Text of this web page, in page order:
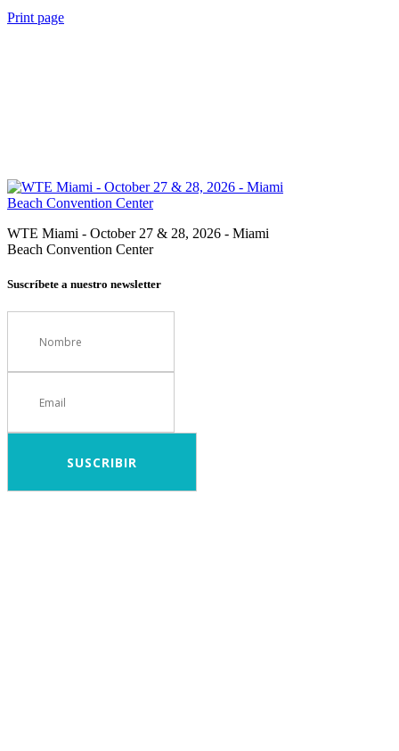
Print page
WTE Miami - October 27 & 28, 2026 - Miami
Beach Convention Center
Suscríbete a nuestro newsletter